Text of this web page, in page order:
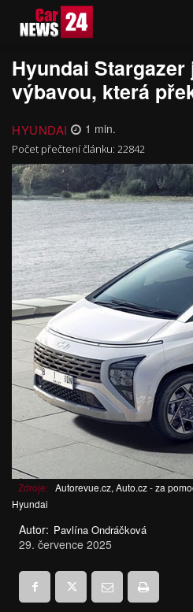
Hyundai Stargazer
výbavou, která
HYUNDAI 1 min.
Počet přečtení článku: 22842
Zdroje: Autorevue.cz, Auto.cz - za
Hyundai
Autor: Pavlína Ondráčková
29. července 2025